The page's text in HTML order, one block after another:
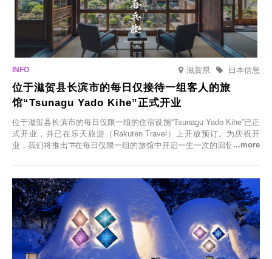
滋賀県 日本信息
位于滋贺县长滨市的每日仅接待一组客人的旅
馆“Tsunagu Yado Kihe”正式开业
位于滋贺县长滨市的每日仅限一组的住宿设施“Tsunagu Yado Kihe”已正
式开业，并已在乐天旅游（Rakuten Travel）上开放预订。为庆祝开
业，我们将推出“#在每日仅限一组的旅馆中开启一生一次的回忆之旅”活
在此与重要之人共度一段难忘的特别时光。